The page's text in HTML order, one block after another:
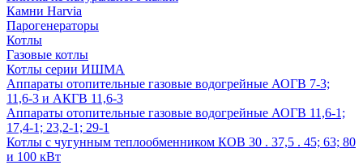
Камни Harvia
Парогенераторы
Котлы
Газовые котлы
Котлы серии ИШМА
Аппараты отопительные газовые водогрейные АОГВ 7-3;
11,6-3 и АКГВ 11,6-3
Аппараты отопительные газовые водогрейные АОГВ 11,6-1;
17,4-1; 23,2-1; 29-1
Котлы с чугунным теплообменником КОВ 30 . 37,5 . 45; 63; 80
и 100 кВт